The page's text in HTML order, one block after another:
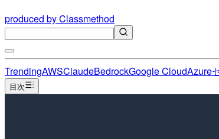
produced by Classmethod
TrendingAWSClaudeBedrockGoogle CloudAzure
目次